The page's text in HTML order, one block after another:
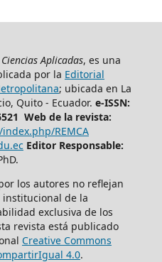
Aplicadas, es una
por la Editorial
; ubicada en La
Quito - Ecuador. e-ISSN:
Web de la revista:
REMCA
Editor Responsable:
los autores no reflejan
de la
exclusiva de los
revista está publicado
Creative Commons
4.0.